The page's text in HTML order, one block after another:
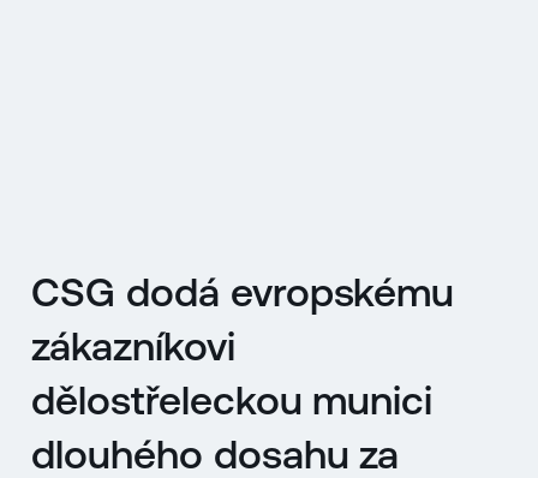
CSG dodá evropskému
zákazníkovi
dělostřeleckou munici
dlouhého dosahu za